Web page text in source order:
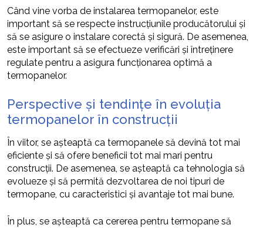
Când vine vorba de instalarea termopanelor, este
important să se respecte instrucțiunile producătorului și
să se asigure o instalare corectă și sigură. De asemenea,
este important să se efectueze verificări și întreținere
regulate pentru a asigura funcționarea optimă a
termopanelor.
Perspective și tendințe în evoluția
termopanelor în construcții
În viitor, se așteaptă ca termopanele să devină tot mai
eficiente și să ofere beneficii tot mai mari pentru
construcții. De asemenea, se așteaptă ca tehnologia să
evolueze și să permită dezvoltarea de noi tipuri de
termopane, cu caracteristici și avantaje tot mai bune.
În plus, se așteaptă ca cererea pentru termopane să